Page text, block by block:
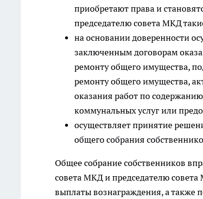
приобретают права и
председателю совета МКД
на основании доверенности
заключенным договорам
ремонту общего имущества,
ремонту общего имущества,
оказания работ по
коммунальных услуг или
осуществляет принятие
общего собрания
Общее собрание собственников
совета МКД и председателю
выплаты вознаграждения, а также